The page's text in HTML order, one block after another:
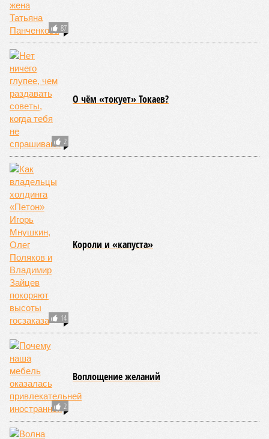
87
2
О чём «токует» Токаев?
14
Kороли и «капуста»
2
Воплощение желаний